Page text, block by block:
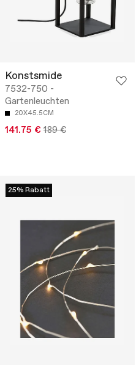
Konstsmide
7532-750 -
Gartenleuchten
20X45.5CM
141.75 € 189 €
25% Rabatt